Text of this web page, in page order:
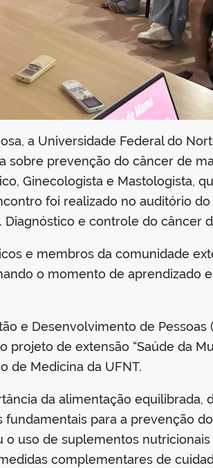
a Universidade Federal do
sobre prevenção do câncer de
Ginecologista e Mastologista,
foi realizado no auditório
e controle do câncer
e membros da comunidade
o momento de aprendizado
e Desenvolvimento de Pessoas
de extensão “Saúde da
de Medicina da UFNT.
da alimentação equilibrada,
para a prevenção
uso de suplementos
complementares de